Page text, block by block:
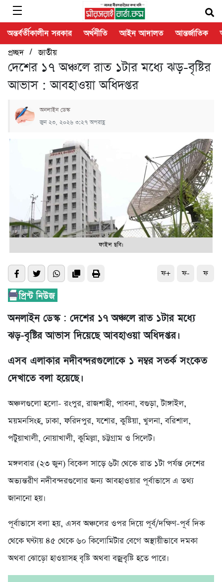
অন্তর্বর্তীকালীন সরকার অর্থনীতি আইন আদালত আন্তর্জাতিক
প্রচ্ছদ/জাতীয়
দেশের ১৭ অঞ্চলে রাত ১টার মধ্যে ঝড়-বৃষ্টির
আভাস : আবহাওয়া অধিদপ্তর
অনলাইন ডেস্ক
জুন ২৩, ২০২৬ ৩:২৭ অপরাহ্ণ
ফাইল ছবি।
ফ+ ফ- ফ
অনলাইন ডেস্ক : দেশের ১৭ অঞ্চলে রাত ১টার মধ্যে
ঝড়-বৃষ্টির আভাস দিয়েছে আবহাওয়া অধিদপ্তর।
এসব এলাকার নদীবন্দরগুলোকে ১ নম্বর সতর্ক সংকেত
দেখাতে বলা হয়েছে।
অঞ্চলগুলো হলো- রংপুর, রাজশাহী, পাবনা, বগুড়া, টাঙ্গাইল,
ময়মনসিংহ, ঢাকা, ফরিদপুর, যশোর, কুষ্টিয়া, খুলনা, বরিশাল,
পটুয়াখালী, নোয়াখালী, কুমিল্লা, চট্টগ্রাম ও সিলেট।
মঙ্গলবার (২৩ জুন) বিকেল সাড়ে ৬টা থেকে রাত ১টা পর্যন্ত দেশের
অভ্যন্তরীণ নদীবন্দরগুলোর জন্য আবহাওয়ার পূর্বাভাসে এ তথ্য
জানানো হয়।
পূর্বাভাসে বলা হয়, এসব অঞ্চলের ওপর দিয়ে পূর্ব/দক্ষিণ-পূর্ব দিক
থেকে ঘণ্টায় ৪৫ থেকে ৬০ কিলোমিটার বেগে অস্থায়ীভাবে দমকা
অথবা ঝোড়ো হাওয়াসহ বৃষ্টি অথবা বজ্রবৃষ্টি হতে পারে।